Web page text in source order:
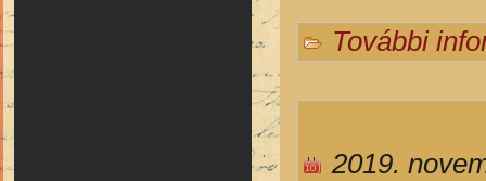
További
2019.